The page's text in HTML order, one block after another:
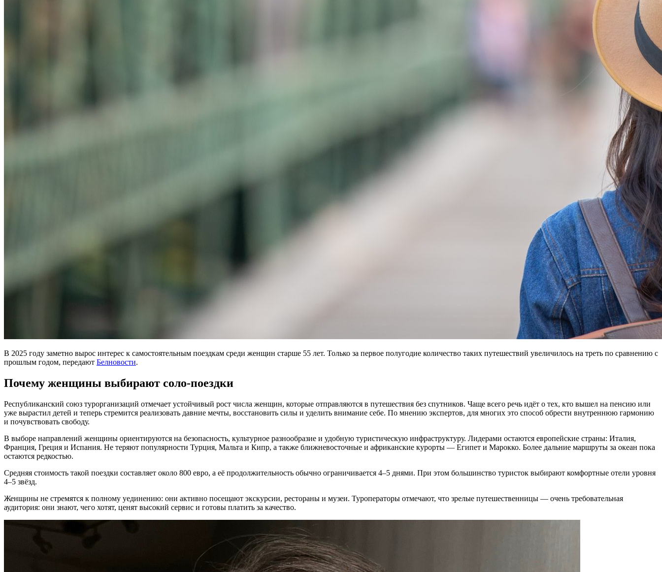
В 2025 году заметно вырос интерес к самостоятельным поездкам среди женщин старше 55 лет. Только за первое полугодие количество таких путешествий увеличилось на треть по сравнению с
прошлым годом, передают Белновости.
Почему женщины выбирают соло-поездки
Республиканский союз турорганизаций отмечает устойчивый рост числа женщин, которые отправляются в путешествия без спутников. Чаще всего речь идёт о тех, кто вышел на пенсию или
уже вырастил детей и теперь стремится реализовать давние мечты, восстановить силы и уделить внимание себе. По мнению экспертов, для многих это способ обрести внутреннюю гармонию
и почувствовать свободу.
В выборе направлений женщины ориентируются на безопасность, культурное разнообразие и удобную туристическую инфраструктуру. Лидерами остаются европейские страны: Италия,
Франция, Греция и Испания. Не теряют популярности Турция, Мальта и Кипр, а также ближневосточные и африканские курорты — Египет и Марокко. Более дальние маршруты за океан пока
остаются редкостью.
Средняя стоимость такой поездки составляет около 800 евро, а её продолжительность обычно ограничивается 4–5 днями. При этом большинство туристок выбирают комфортные отели уровня
4–5 звёзд.
Женщины не стремятся к полному уединению: они активно посещают экскурсии, рестораны и музеи. Туроператоры отмечают, что зрелые путешественницы — очень требовательная
аудитория: они знают, чего хотят, ценят высокий сервис и готовы платить за качество.